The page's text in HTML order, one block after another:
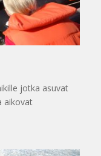
jotka asuvat
aikovat